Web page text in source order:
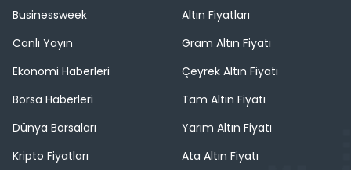
Businessweek
Canlı Yayın
Ekonomi Haberleri
Borsa Haberleri
Dünya Borsaları
Kripto Fiyatları
Altın Fiyatları
Gram Altın Fiyatı
Çeyrek Altın Fiyatı
Tam Altın Fiyatı
Yarım Altın Fiyatı
Ata Altın Fiyatı